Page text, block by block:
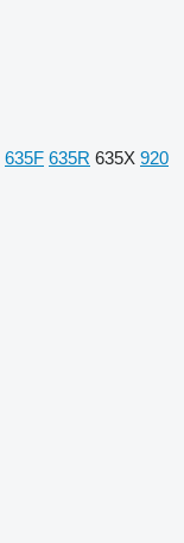
635F 635R 635X 920